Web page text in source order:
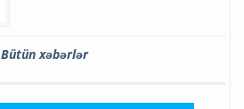
Bütün xəbərlər